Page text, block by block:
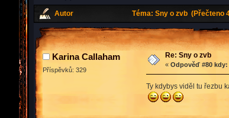
Autor Téma: Sny o zvb (Přečteno
Karina Callaham
Příspěvků: 329
Re: Sny o zvb
« Odpověď #80 kdy:
Ty kdybys viděl tu řezbu